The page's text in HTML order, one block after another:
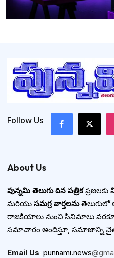
Follow Us
About Us
పున్నమి తెలుగు దిన పత్రికప్రజలకు
మరియు సమగ్ర వార్తలనుతెలుగులో
రాజకీయాలు నుంచి సినిమాలు
సమాచారం అందిస్తూ, సమాజాన్ని
Email Us punnami.news